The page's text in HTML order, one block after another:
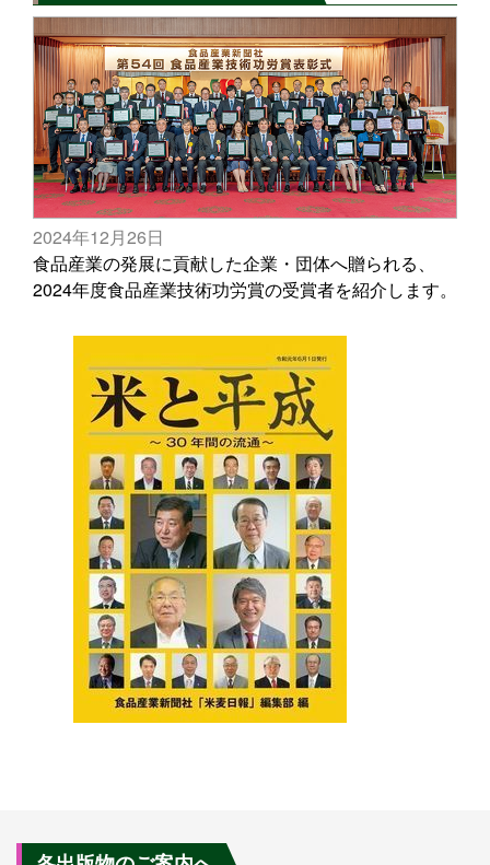
2024年12月26日
食品産業の発展に貢献した企業・団体へ贈られる、
2024年度食品産業技術功労賞の受賞者を紹介します。